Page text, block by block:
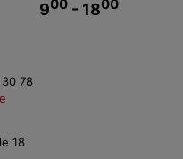
900- 1800
78
18